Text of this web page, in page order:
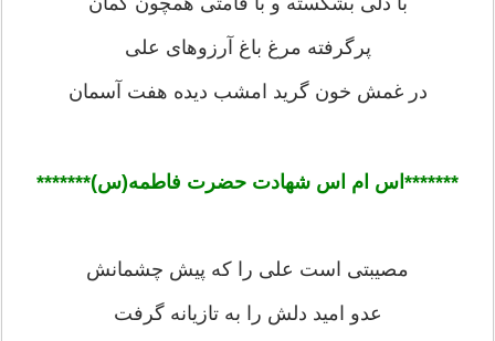
پرگرفته مرغ باغ آرزوهای علی
در غمش خون گرید امشب دیده هفت آسمان
*******اس ام اس شهادت حضرت فاطمه(س)*******
مصیبتی است علی را که پیش چشمانش
عدو امید دلش را به تازیانه گرفت